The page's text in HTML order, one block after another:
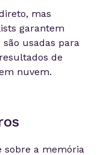
mas
garantem
usadas para
de
nuvem.
sobre a memória